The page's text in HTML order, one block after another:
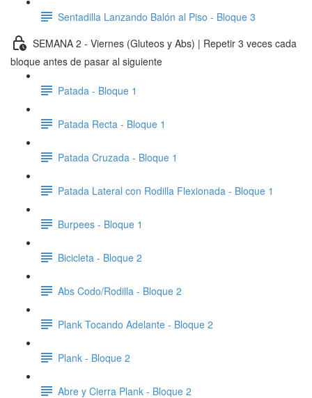
Sentadilla Lanzando Balón al Piso - Bloque 3
SEMANA 2 - Viernes (Gluteos y Abs) | Repetir 3 veces cada
bloque antes de pasar al siguiente
Patada - Bloque 1
Patada Recta - Bloque 1
Patada Cruzada - Bloque 1
Patada Lateral con Rodilla Flexionada - Bloque 1
Burpees - Bloque 1
Bicicleta - Bloque 2
Abs Codo/Rodilla - Bloque 2
Plank Tocando Adelante - Bloque 2
Plank - Bloque 2
Abre y Cierra Plank - Bloque 2